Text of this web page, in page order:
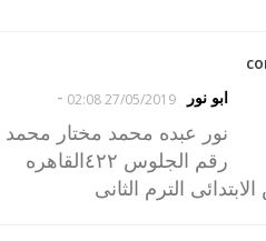
ابو نور
27/05/2019 02:08
-
نور عبده محمد مختار محمد
رقم الجلوس ٤٢٢القاهره
الترم الثانى